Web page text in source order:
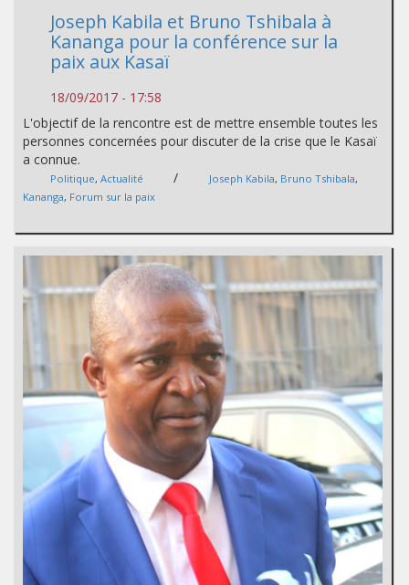
Joseph Kabila et Bruno Tshibala à
Kananga pour la conférence sur la
paix aux Kasaï
18/09/2017 - 17:58
L'objectif de la rencontre est de mettre ensemble toutes les
personnes concernées pour discuter de la crise que le Kasaï
a connue.
Politique, Actualité / Joseph Kabila, Bruno Tshibala,
Kananga, Forum sur la paix